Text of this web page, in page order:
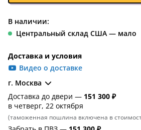
В наличии:
Центральный склад США — мало
Доставка и условия
Видео о доставке
г. Москва
Доставка до двери — 151 300 ₽
в четверг, 22 октября
(таможенная пошлина включена в